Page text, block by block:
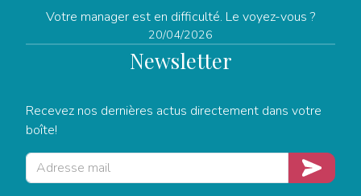
Votre manager est en difficulté. Le voyez-vous ?
20/04/2026
Newsletter
Recevez nos dernières actus directement dans votre
boîte!
Je